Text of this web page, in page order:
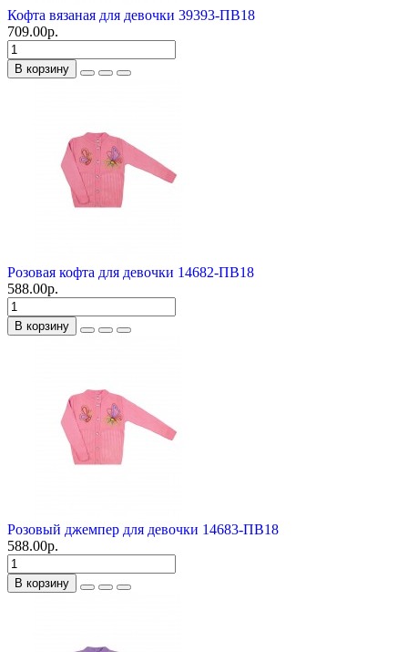
Кофта вязаная для девочки 39393-ПВ18
709.00р.
В корзину
Розовая кофта для девочки 14682-ПВ18
588.00р.
В корзину
Розовый джемпер для девочки 14683-ПВ18
588.00р.
В корзину